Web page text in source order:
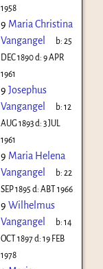
1958
9 Maria Christina
Vangangel
b:25
DEC 1890d: 9 APR
1961
9 Josephus
Vangangel
b:12
AUG 1893d: 3 JUL
1961
9 Maria Helena
Vangangel
b:22
SEP 1895 d: ABT 1966
9 Wilhelmus
Vangangel
b:14
OCT 1897d: 19 FEB
1978